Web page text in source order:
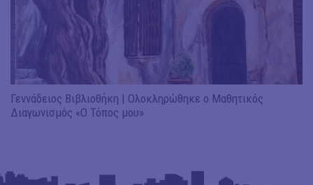
Γεννάδειος Βιβλιοθήκη | Ολοκληρώθηκε ο Μαθητικός
Διαγωνισμός «Ο Τόπος μου»